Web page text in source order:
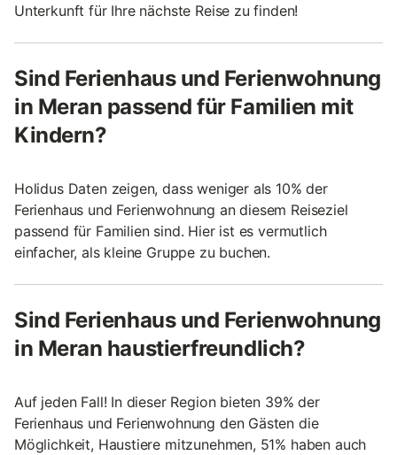
Unterkunft für Ihre nächste Reise zu finden!
Sind Ferienhaus und Ferienwohnung
in Meran passend für Familien mit
Kindern?
Holidus Daten zeigen, dass weniger als 10% der
Ferienhaus und Ferienwohnung an diesem Reiseziel
passend für Familien sind. Hier ist es vermutlich
einfacher, als kleine Gruppe zu buchen.
Sind Ferienhaus und Ferienwohnung
in Meran haustierfreundlich?
Auf jeden Fall! In dieser Region bieten 39% der
Ferienhaus und Ferienwohnung den Gästen die
Möglichkeit, Haustiere mitzunehmen, 51% haben auch